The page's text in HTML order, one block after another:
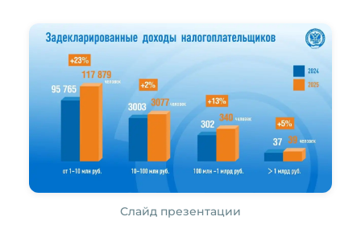
Слайд презентации